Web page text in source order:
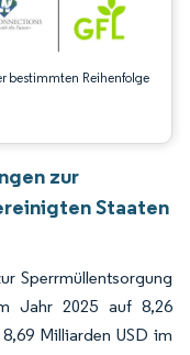
bestimmten Reihenfolge
zur
Staaten
Sperrmüllentsorgung
Jahr 2025 auf 8,26
Milliarden USD im